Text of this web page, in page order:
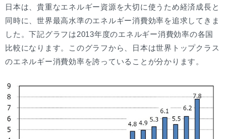
日本は、貴重なエネルギー資源を大切に使うため経済成長と
同時に、世界最高水準のエネルギー消費効率を追求してきま
した。下記グラフは2013年度のエネルギー消費効率の各国
比較になります。このグラフから、日本は世界トップクラス
のエネルギー消費効率を誇っていることが分かります。